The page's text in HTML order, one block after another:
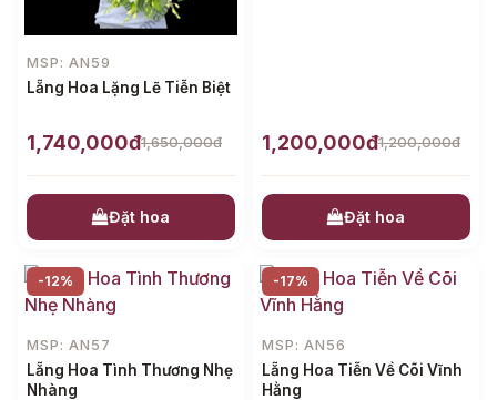
MSP: AN59
Lẵng Hoa Lặng Lẽ Tiễn Biệt
1,740,000đ1,650,000đ
Đặt hoa
1,200,000đ1,200,000đ
Đặt hoa
-12%
MSP: AN57
Lẵng Hoa Tình Thương Nhẹ
Nhàng
-17%
MSP: AN56
Lẵng Hoa Tiễn Về Cõi Vĩnh
Hằng